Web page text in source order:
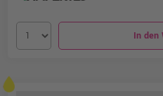
In den